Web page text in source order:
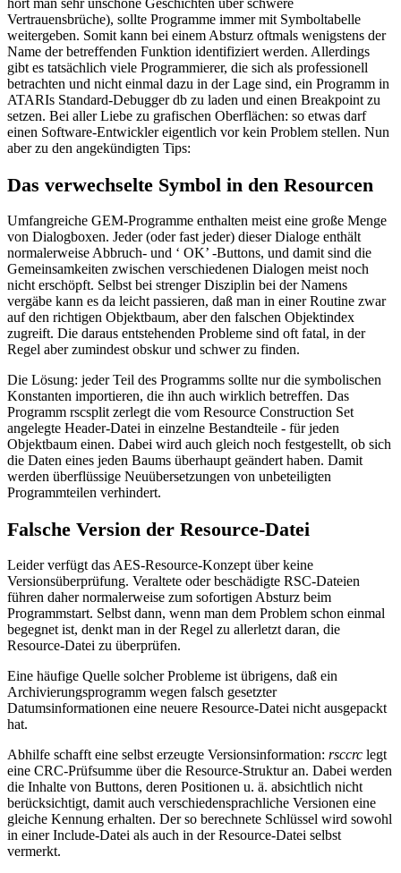
hört man sehr unschöne Geschichten über schwere
Vertrauensbrüche), sollte Programme immer mit Symboltabelle
weitergeben. Somit kann bei einem Absturz oftmals wenigstens der
Name der betreffenden Funktion identifiziert werden. Allerdings
gibt es tatsächlich viele Programmierer, die sich als professionell
betrachten und nicht einmal dazu in der Lage sind, ein Programm in
ATARIs Standard-Debugger db zu laden und einen Breakpoint zu
setzen. Bei aller Liebe zu grafischen Oberflächen: so etwas darf
einen Software-Entwickler eigentlich vor kein Problem stellen. Nun
aber zu den angekündigten Tips:
Das verwechselte Symbol in den Resourcen
Umfangreiche GEM-Programme enthalten meist eine große Menge
von Dialogboxen. Jeder (oder fast jeder) dieser Dialoge enthält
normalerweise Abbruch- und ‘ OK’ -Buttons, und damit sind die
Gemeinsamkeiten zwischen verschiedenen Dialogen meist noch
nicht erschöpft. Selbst bei strenger Disziplin bei der Namens
vergäbe kann es da leicht passieren, daß man in einer Routine zwar
auf den richtigen Objektbaum, aber den falschen Objektindex
zugreift. Die daraus entstehenden Probleme sind oft fatal, in der
Regel aber zumindest obskur und schwer zu finden.
Die Lösung: jeder Teil des Programms sollte nur die symbolischen
Konstanten importieren, die ihn auch wirklich betreffen. Das
Programm rscsplit zerlegt die vom Resource Construction Set
angelegte Header-Datei in einzelne Bestandteile - für jeden
Objektbaum einen. Dabei wird auch gleich noch festgestellt, ob sich
die Daten eines jeden Baums überhaupt geändert haben. Damit
werden überflüssige Neuübersetzungen von unbeteiligten
Programmteilen verhindert.
Falsche Version der Resource-Datei
Leider verfügt das AES-Resource-Konzept über keine
Versionsüberprüfung. Veraltete oder beschädigte RSC-Dateien
führen daher normalerweise zum sofortigen Absturz beim
Programmstart. Selbst dann, wenn man dem Problem schon einmal
begegnet ist, denkt man in der Regel zu allerletzt daran, die
Resource-Datei zu überprüfen.
Eine häufige Quelle solcher Probleme ist übrigens, daß ein
Archivierungsprogramm wegen falsch gesetzter
Datumsinformationen eine neuere Resource-Datei nicht ausgepackt
hat.
Abhilfe schafft eine selbst erzeugte Versionsinformation: rsccrc legt
eine CRC-Prüfsumme über die Resource-Struktur an. Dabei werden
die Inhalte von Buttons, deren Positionen u. ä. absichtlich nicht
berücksichtigt, damit auch verschiedensprachliche Versionen eine
gleiche Kennung erhalten. Der so berechnete Schlüssel wird sowohl
in einer Include-Datei als auch in der Resource-Datei selbst
vermerkt.